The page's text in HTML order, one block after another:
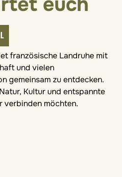
französische Landruhe mit
und vielen
gemeinsam zu entdecken.
Kultur und entspannte
verbinden möchten.